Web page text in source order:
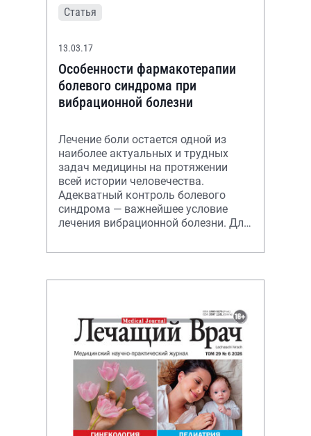
Статья
13.03.17
Особенности фармакотерапии
болевого синдрома при
вибрационной болезни
Лечение боли остается одной из
наиболее актуальных и трудных
задач медицины на протяжении
всей истории человечества.
Адекватный контроль болевого
синдрома — важнейшее условие
лечения вибрационной болезни. Для
необходим дифф